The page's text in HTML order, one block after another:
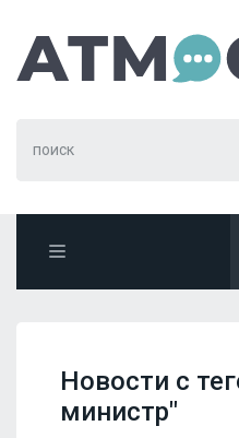
Новости с
министр"